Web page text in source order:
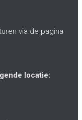
via de pagina
locatie: